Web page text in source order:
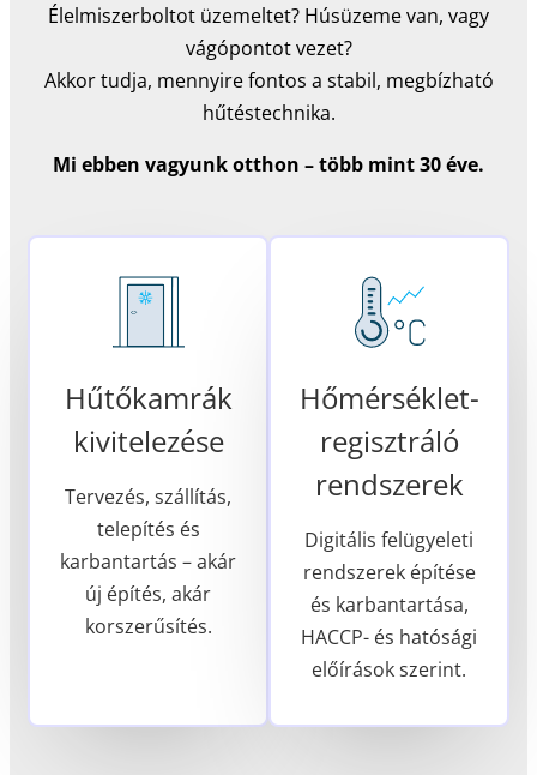
Élelmiszerboltot üzemeltet? Húsüzeme van, vagy
vágópontot vezet?
Akkor tudja, mennyire fontos a stabil, megbízható
hűtéstechnika.
Mi ebben vagyunk otthon – több mint 30 éve.
Hűtőkamrák
kivitelezése
Tervezés, szállítás,
telepítés és
karbantartás – akár
új építés, akár
korszerűsítés.
Hőmérséklet-
regisztráló
rendszerek
Digitális felügyeleti
rendszerek építése
és karbantartása,
HACCP- és hatósági
előírások szerint.